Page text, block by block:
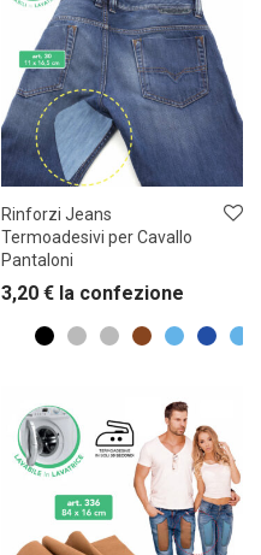
Rinforzi Jeans
Termoadesivi per Cavallo
Pantaloni
3,20 € la confezione